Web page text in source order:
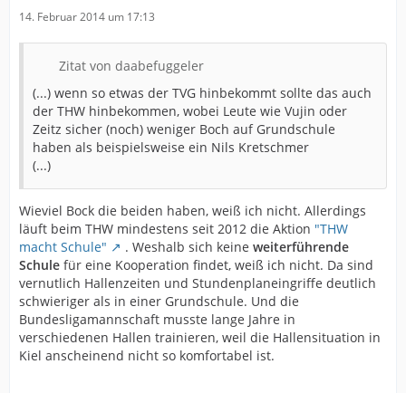
14. Februar 2014 um 17:13
Zitat von daabefuggeler
(...) wenn so etwas der TVG hinbekommt sollte das auch
der THW hinbekommen, wobei Leute wie Vujin oder
Zeitz sicher (noch) weniger Boch auf Grundschule
haben als beispielsweise ein Nils Kretschmer
(...)
Wieviel Bock die beiden haben, weiß ich nicht. Allerdings
läuft beim THW mindestens seit 2012 die Aktion "THW
macht Schule"
. Weshalb sich keine weiterführende
Schule für eine Kooperation findet, weiß ich nicht. Da sind
vernutlich Hallenzeiten und Stundenplaneingriffe deutlich
schwieriger als in einer Grundschule. Und die
Bundesligamannschaft musste lange Jahre in
verschiedenen Hallen trainieren, weil die Hallensituation in
Kiel anscheinend nicht so komfortabel ist.